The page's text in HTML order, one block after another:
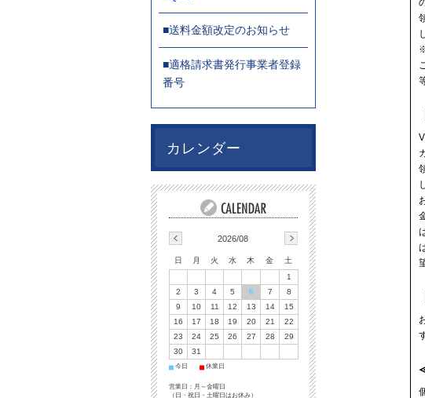
■送料金額改定のお知らせ
■適格請求書発行事業者登録
番号
カレンダー